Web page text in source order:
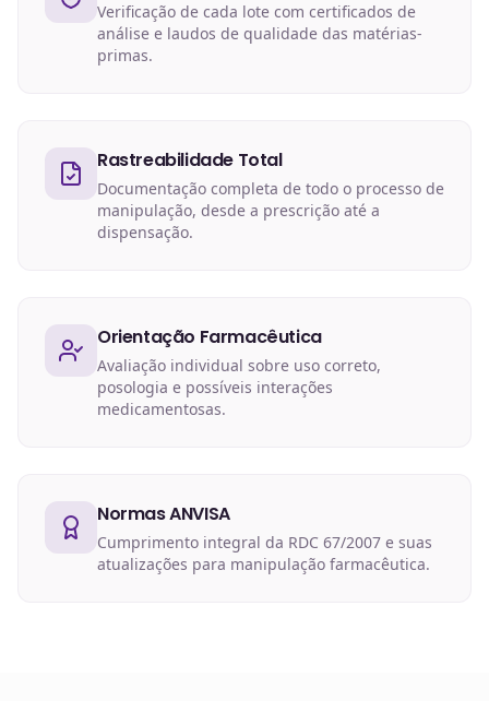
Verificação de cada lote com certificados de
análise e laudos de qualidade das matérias-
primas.
Rastreabilidade Total
Documentação completa de todo o processo de
manipulação, desde a prescrição até a
dispensação.
Orientação Farmacêutica
Avaliação individual sobre uso correto,
posologia e possíveis interações
medicamentosas.
Normas ANVISA
Cumprimento integral da RDC 67/2007 e suas
atualizações para manipulação farmacêutica.